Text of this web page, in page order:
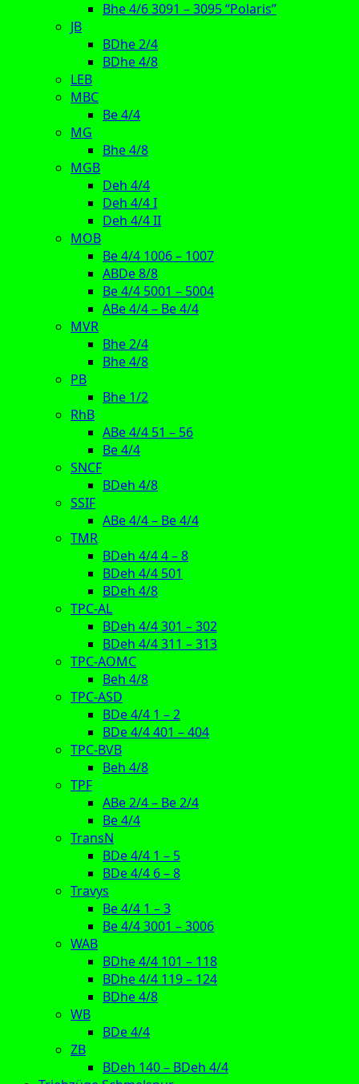
Bhe 4/6 3091 – 3095 “Polaris”
JB
BDhe 2/4
BDhe 4/8
LEB
MBC
Be 4/4
MG
Bhe 4/8
MGB
Deh 4/4
Deh 4/4 I
Deh 4/4 II
MOB
Be 4/4 1006 – 1007
ABDe 8/8
Be 4/4 5001 – 5004
ABe 4/4 – Be 4/4
MVR
Bhe 2/4
Bhe 4/8
PB
Bhe 1/2
RhB
ABe 4/4 51 – 56
Be 4/4
SNCF
BDeh 4/8
SSIF
ABe 4/4 – Be 4/4
TMR
BDeh 4/4 4 – 8
BDeh 4/4 501
BDeh 4/8
TPC-AL
BDeh 4/4 301 – 302
BDeh 4/4 311 – 313
TPC-AOMC
Beh 4/8
TPC-ASD
BDe 4/4 1 – 2
BDe 4/4 401 – 404
TPC-BVB
Beh 4/8
TPF
ABe 2/4 – Be 2/4
Be 4/4
TransN
BDe 4/4 1 – 5
BDe 4/4 6 – 8
Travys
Be 4/4 1 – 3
Be 4/4 3001 – 3006
WAB
BDhe 4/4 101 – 118
BDhe 4/4 119 – 124
BDhe 4/8
WB
BDe 4/4
ZB
BDeh 140 – BDeh 4/4